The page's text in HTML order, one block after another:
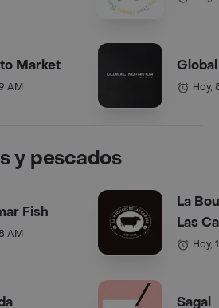
Market
AM Hoy,
y pescados
Fish
AM
La
Las
Hoy,
Sagal